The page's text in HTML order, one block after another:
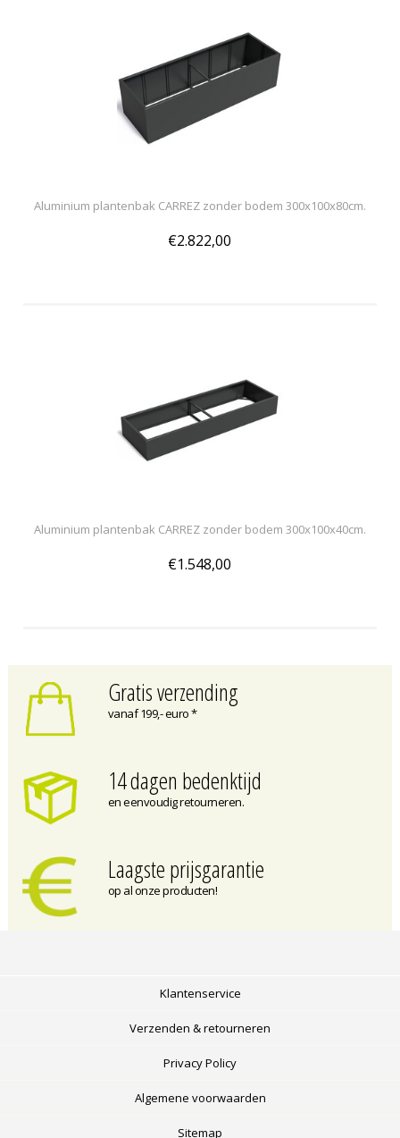
Aluminium plantenbak CARREZ zonder bodem 300x100x80cm.
€2.822,00
Aluminium plantenbak CARREZ zonder bodem 300x100x40cm.
€1.548,00
Gratis verzending
vanaf 199,- euro *
14 dagen bedenktijd
en eenvoudig retourneren.
Laagste prijsgarantie
op al onze producten!
Klantenservice
Verzenden & retourneren
Privacy Policy
Algemene voorwaarden
Sitemap